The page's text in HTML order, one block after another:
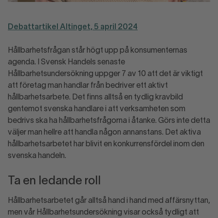
Debattartikel Altinget, 5 april 2024
Hållbarhetsfrågan står högt upp på konsumenternas
agenda. I Svensk Handels senaste
Hållbarhetsundersökning uppger 7 av 10 att det är viktigt
att företag man handlar från bedriver ett aktivt
hållbarhetsarbete. Det finns alltså en tydlig kravbild
gentemot svenska handlare i att verksamheten som
bedrivs ska ha hållbarhetsfrågorna i åtanke. Görs inte detta
väljer man hellre att handla någon annanstans. Det aktiva
hållbarhetsarbetet har blivit en konkurrensfördel inom den
svenska handeln.
Ta en ledande roll
Hållbarhetsarbetet går alltså hand i hand med affärsnyttan,
men vår Hållbarhetsundersökning visar också tydligt att